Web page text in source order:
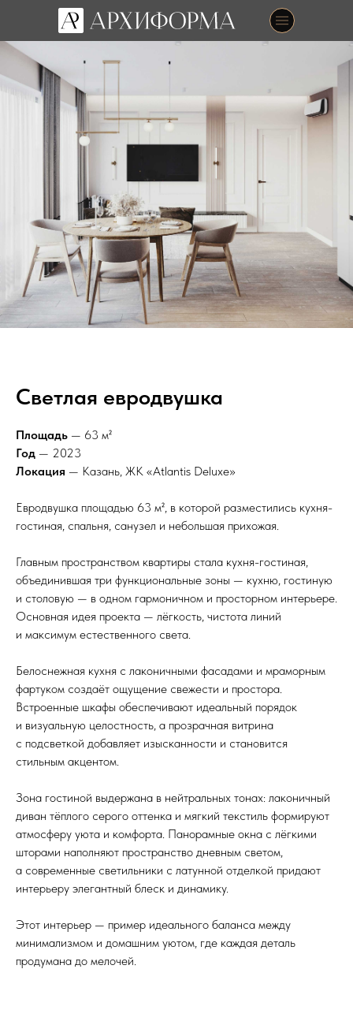
Светлая евродвушка
Площадь — 63 м²
Год — 2023
Локация — Казань, ЖК «Atlantis Deluxe»
Евродвушка площадью 63 м², в которой разместились кухня-
гостиная, спальня, санузел и небольшая прихожая.
Главным пространством квартиры стала кухня-гостиная,
объединившая три функциональные зоны — кухню, гостиную
и столовую — в одном гармоничном и просторном интерьере.
Основная идея проекта — лёгкость, чистота линий
и максимум естественного света.
Белоснежная кухня с лаконичными фасадами и мраморным
фартуком создаёт ощущение свежести и простора.
Встроенные шкафы обеспечивают идеальный порядок
и визуальную целостность, а прозрачная витрина
с подсветкой добавляет изысканности и становится
стильным акцентом.
Зона гостиной выдержана в нейтральных тонах: лаконичный
диван тёплого серого оттенка и мягкий текстиль формируют
атмосферу уюта и комфорта. Панорамные окна с лёгкими
шторами наполняют пространство дневным светом,
а современные светильники с латунной отделкой придают
интерьеру элегантный блеск и динамику.
Этот интерьер — пример идеального баланса между
минимализмом и домашним уютом, где каждая деталь
продумана до мелочей.